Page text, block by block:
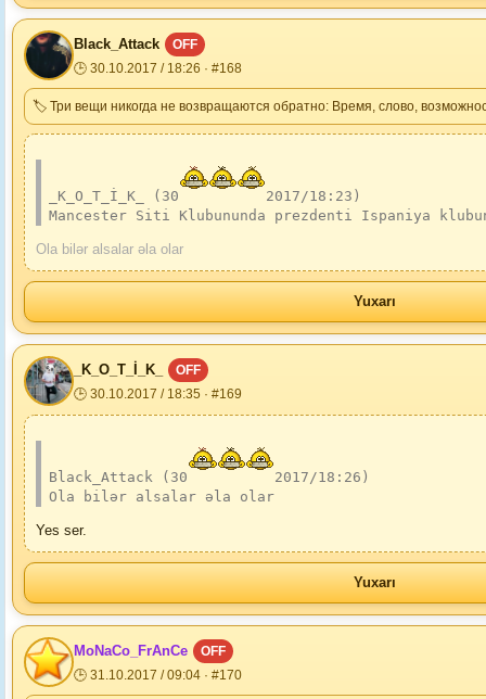
Black_Attack
OFF
🕒 30.10.2017 / 18:26 · #168
🏷 Три вещи никогда не возвращаются обратно: Время, слово,
_K_O_T_İ_K_ (30
2017/18:23)
Mancester Siti Klubununda prezdenti Ispaniya
Ola bilər alsalar əla olar
Yuxarı
_K_O_T_İ_K_
OFF
🕒 30.10.2017 / 18:35 · #169
Black_Attack (30
2017/18:26)
Ola bilər alsalar əla olar
Yes ser.
Yuxarı
MoNaCo_FrAnCe
OFF
🕒 31.10.2017 / 09:04 · #170